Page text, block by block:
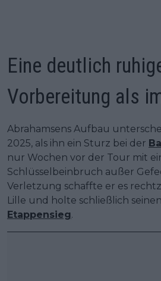
Eine deutlich
Vorbereitung als
Abrahamsens Aufbau
2025, als ihn ein Sturz bei der
nur Wochen vor der Tour mit
Schlüsselbeinbruch außer
Verletzung schaffte er es
Lille und holte schließlich seinen
Etappensieg.